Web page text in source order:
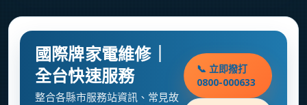
國際牌家電維修｜
全台快速服務
整合各縣市服務站資訊、常見故
📞 立即撥打
0800-000633